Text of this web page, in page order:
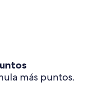
más puntos.